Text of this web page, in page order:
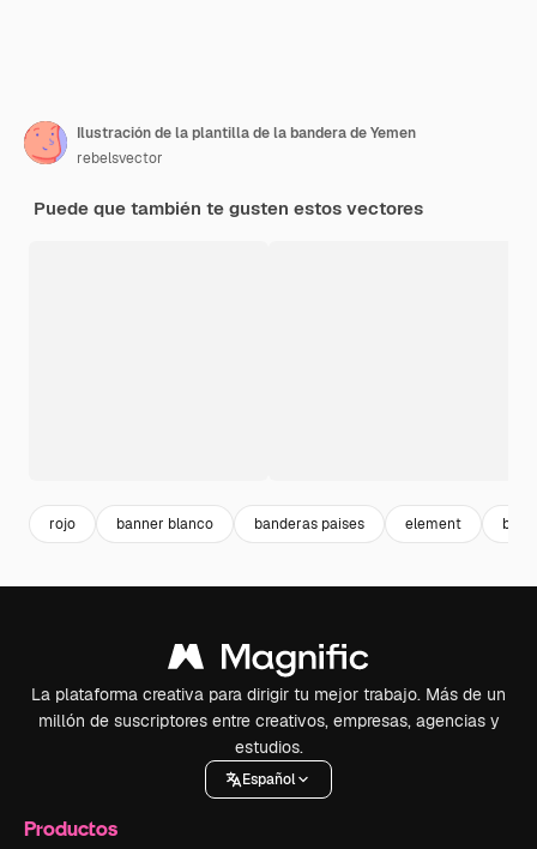
Ilustración de la plantilla de la bandera de Yemen
rebelsvector
Puede que también te gusten estos vectores
rojo banner blanco banderas paises element
La plataforma creativa para dirigir tu mejor trabajo. Más de un
millón de suscriptores entre creativos, empresas, agencias y
estudios.
Español
Productos